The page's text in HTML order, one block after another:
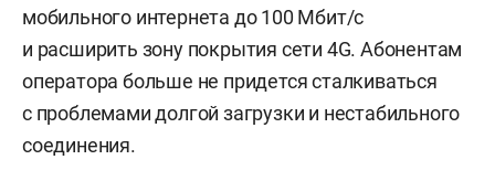
мобильного интернета до 100 Мбит/с
и расширить зону покрытия сети 4G. Абонентам
оператора больше не придется сталкиваться
с проблемами долгой загрузки и нестабильного
соединения.